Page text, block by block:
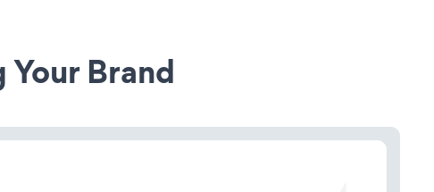
Brand